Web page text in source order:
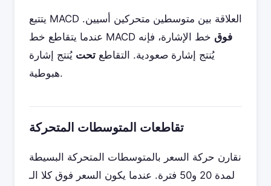
يتتبع MACD العلاقة بين متوسطين متحركين أسيين.
عندما يتقاطع خط MACD
فوق خط الإشارة، فإنه
يُنتج إشارة صعودية. التقاطع تحت يُنتج إشارة
هبوطية.
تقاطعات المتوسطات المتحركة
نقارن حركة السعر بالمتوسطات المتحركة البسيطة
لمدة 20 و50 فترة. عندما يكون السعر فوق كلا الـ